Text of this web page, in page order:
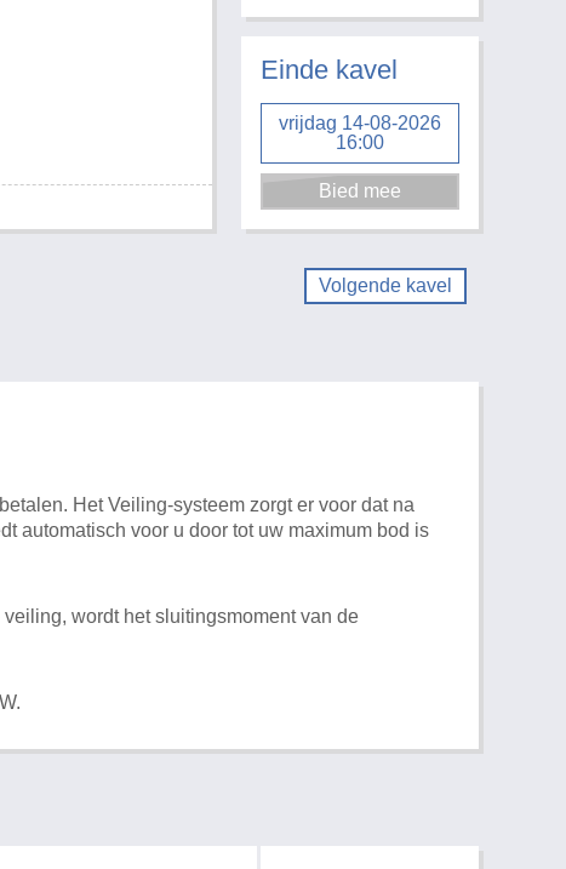
Einde kavel
vrijdag 14-08-2026
16:00
Volgende kavel
Het Veiling-systeem zorgt er voor dat na
automatisch voor u door tot uw maximum bod is
wordt het sluitingsmoment van de